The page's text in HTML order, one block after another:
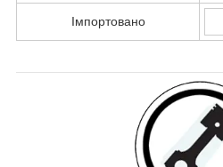
Імпортовано